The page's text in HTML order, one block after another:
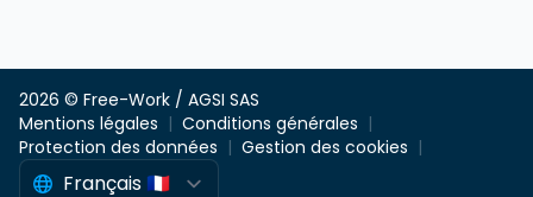
2026 © Free-Work / AGSI SAS
Mentions légales
Conditions générales
Protection des données
Gestion des cookies